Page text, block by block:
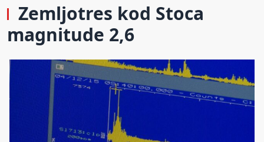
Zemljotres kod Stoca
magnitude 2,6